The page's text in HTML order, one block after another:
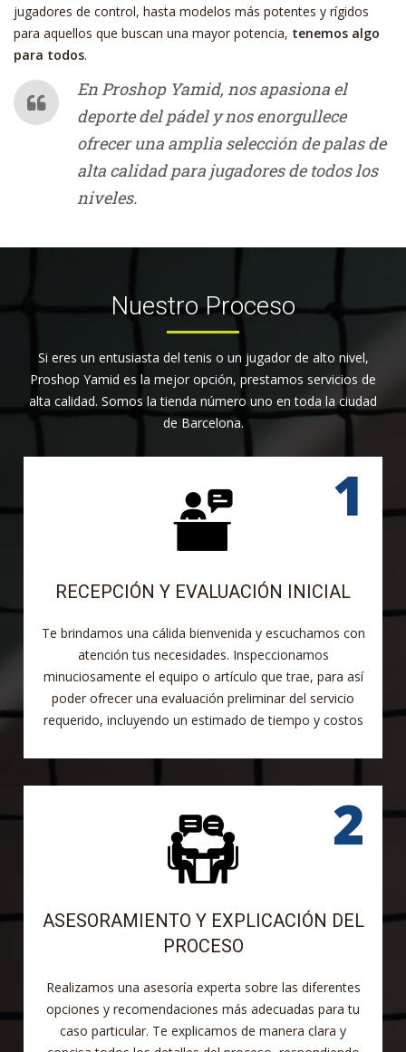
jugadores de control, hasta modelos más potentes y rígidos
para aquellos que buscan una mayor potencia, tenemos algo
para todos.
En Proshop Yamid, nos apasiona el
deporte del pádel y nos enorgullece
ofrecer una amplia selección de palas de
alta calidad para jugadores de todos los
niveles.
Nuestro Proceso
Si eres un entusiasta del tenis o un jugador de alto nivel,
Proshop Yamid es la mejor opción, prestamos servicios de
alta calidad. Somos la tienda número uno en toda la ciudad
de Barcelona.
RECEPCIÓN Y EVALUACIÓN INICIAL
Te brindamos una cálida bienvenida y escuchamos con
atención tus necesidades. Inspeccionamos
minuciosamente el equipo o artículo que trae, para así
poder ofrecer una evaluación preliminar del servicio
requerido, incluyendo un estimado de tiempo y costos
ASESORAMIENTO Y EXPLICACIÓN DEL
PROCESO
Realizamos una asesoría experta sobre las diferentes
opciones y recomendaciones más adecuadas para tu
caso particular. Te explicamos de manera clara y